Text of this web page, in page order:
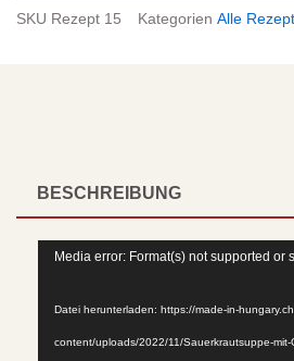
SKU Rezept 15 Kategorien Alle
BESCHREIBUNG
Video-
Media error: Format(s) not supported or
Datei herunterladen: https://made-in-
content/uploads/2022/11/Sauerkrautsuppe-mit-